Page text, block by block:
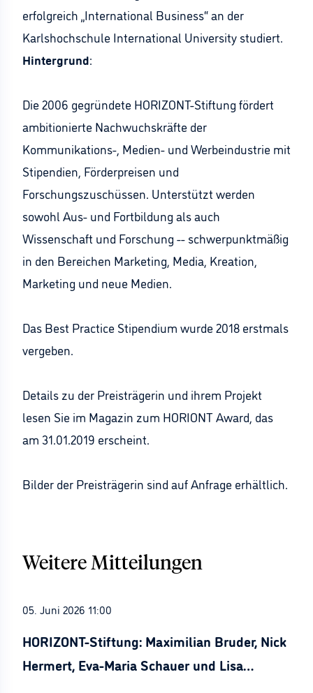
erfolgreich „International Business“ an der
Karlshochschule International University studiert.
Hintergrund:
Die 2006 gegründete HORIZONT-Stiftung fördert
ambitionierte Nachwuchskräfte der
Kommunikations-, Medien- und Werbeindustrie mit
Stipendien, Förderpreisen und
Forschungszuschüssen. Unterstützt werden
sowohl Aus- und Fortbildung als auch
Wissenschaft und Forschung -- schwerpunktmäßig
in den Bereichen Marketing, Media, Kreation,
Marketing und neue Medien.
Das Best Practice Stipendium wurde 2018 erstmals
vergeben.
Details zu der Preisträgerin und ihrem Projekt
lesen Sie im Magazin zum HORIONT Award, das
am 31.01.2019 erscheint.
Bilder der Preisträgerin sind auf Anfrage erhältlich.
Weitere Mitteilungen
05. Juni 2026 11:00
HORIZONT-Stiftung: Maximilian Bruder, Nick
Hermert, Eva-Maria Schauer und Lisa